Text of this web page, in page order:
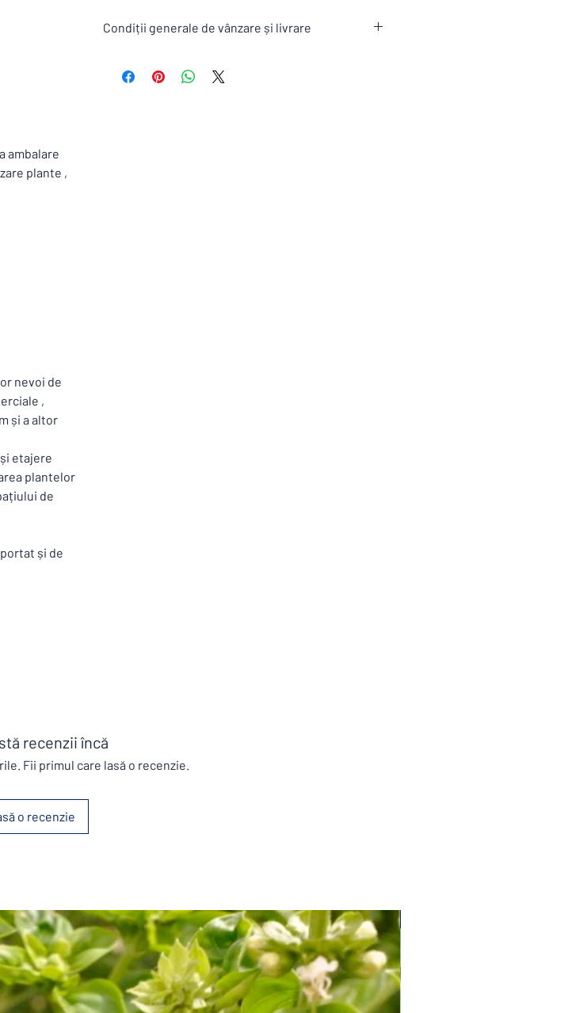
ambalare
plante ,
nevoi de
,
și a altor
etajere
plantelor
de
și de
Condiții generale de vânzare și livrare
condiții generale de vânzare și livrare si excluderi.
recenzii încă
Fii primul care lasă o recenzie.
o recenzie